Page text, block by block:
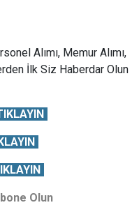
Alımı, Memur Alımı,
İlk Siz Haberdar Olun
Olun